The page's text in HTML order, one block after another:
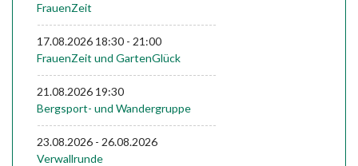
FrauenZeit
---------------------------------------------
17.08.2026 18:30 - 21:00
FrauenZeit und GartenGlück
---------------------------------------------
21.08.2026 19:30
Bergsport- und Wandergruppe
---------------------------------------------
23.08.2026 - 26.08.2026
Verwallrunde